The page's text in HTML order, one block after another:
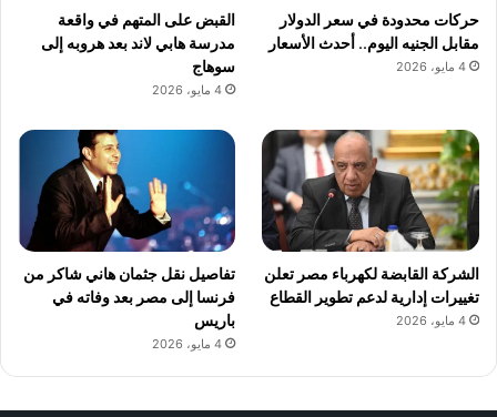
حركات محدودة في سعر الدولار
مقابل الجنيه اليوم.. أحدث الأسعار
4 مايو، 2026
القبض على المتهم في واقعة
مدرسة هابي لاند بعد هروبه إلى
سوهاج
4 مايو، 2026
الشركة القابضة لكهرباء مصر تعلن
تغييرات إدارية لدعم تطوير القطاع
4 مايو، 2026
تفاصيل نقل جثمان هاني شاكر من
فرنسا إلى مصر بعد وفاته في
باريس
4 مايو، 2026